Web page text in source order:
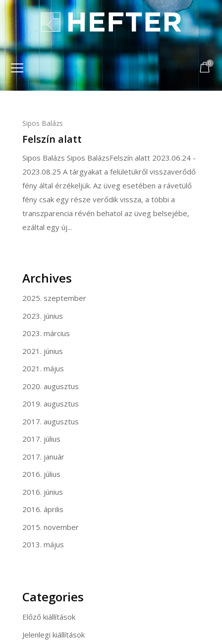
0
Sipos Balázs
Felszín alatt
Sipos Balázs Sipos BalázsFelszín alatt 2023.06.24 -
2023.08.25 A tárgyakat a felületükről visszaverődő
fény által érzékeljük. Az üveg esetében a rávetülő
fény csak egy része verődik vissza, a többi a
transzparencia révén behatol az üveg belsejébe,
ezáltal egy új...
Archives
2025. szeptember
2023. június
2023. március
2021. június
2021. május
2020. augusztus
2019. augusztus
2017. augusztus
2017. július
2017. január
2016. július
2016. június
2016. április
2015. november
2013. május
Categories
Előző kiállítások
Jelenlegi kiállítások